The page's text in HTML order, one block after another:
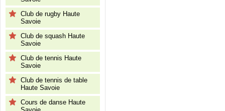
Club de rugby Haute
Savoie
Club de squash Haute
Savoie
Club de tennis Haute
Savoie
Club de tennis de table
Haute Savoie
Cours de danse Haute